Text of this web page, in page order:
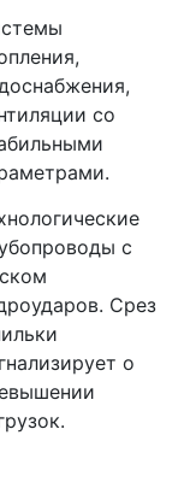
со
с
Срез
о